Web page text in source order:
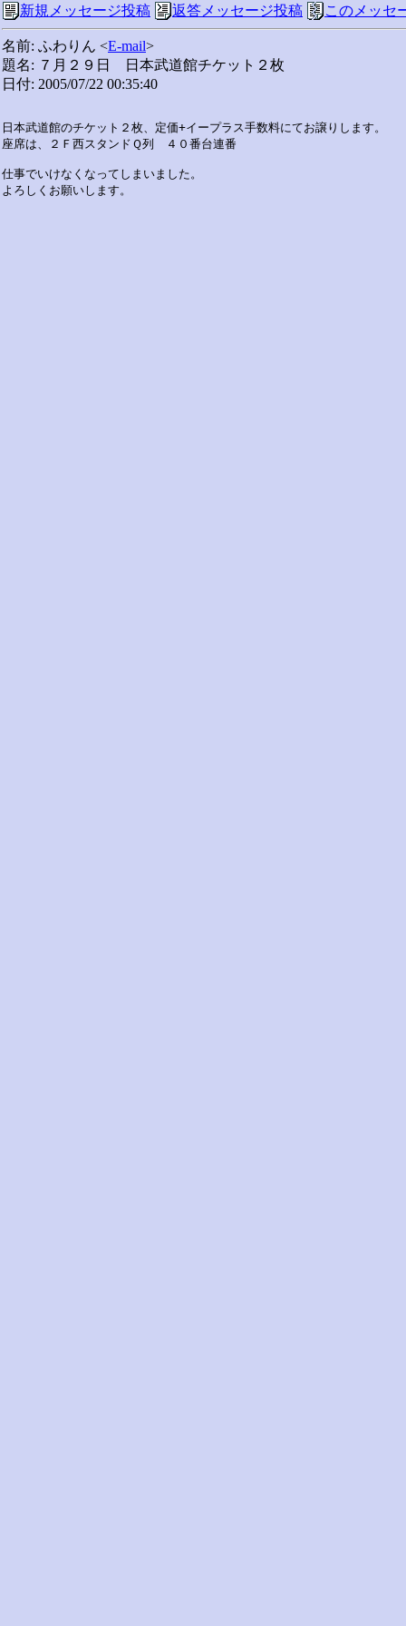
新規メッセージ投稿 返答メッセージ投稿 このメッセ
名前: ふわりん <E-mail>
題名: ７月２９日 日本武道館チケット２枚
日付: 2005/07/22 00:35:40
日本武道館のチケット２枚、定価+イープラス手数料にてお譲りします。
座席は、２Ｆ西スタンドＱ列　４０番台連番
仕事でいけなくなってしまいました。